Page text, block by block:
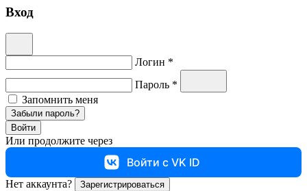
Вход
Логин *
Пароль *
Запомнить меня
Забыли пароль?
Войти
Или продолжите через
Войти с VK ID
Нет аккаунта? Зарегистрироваться